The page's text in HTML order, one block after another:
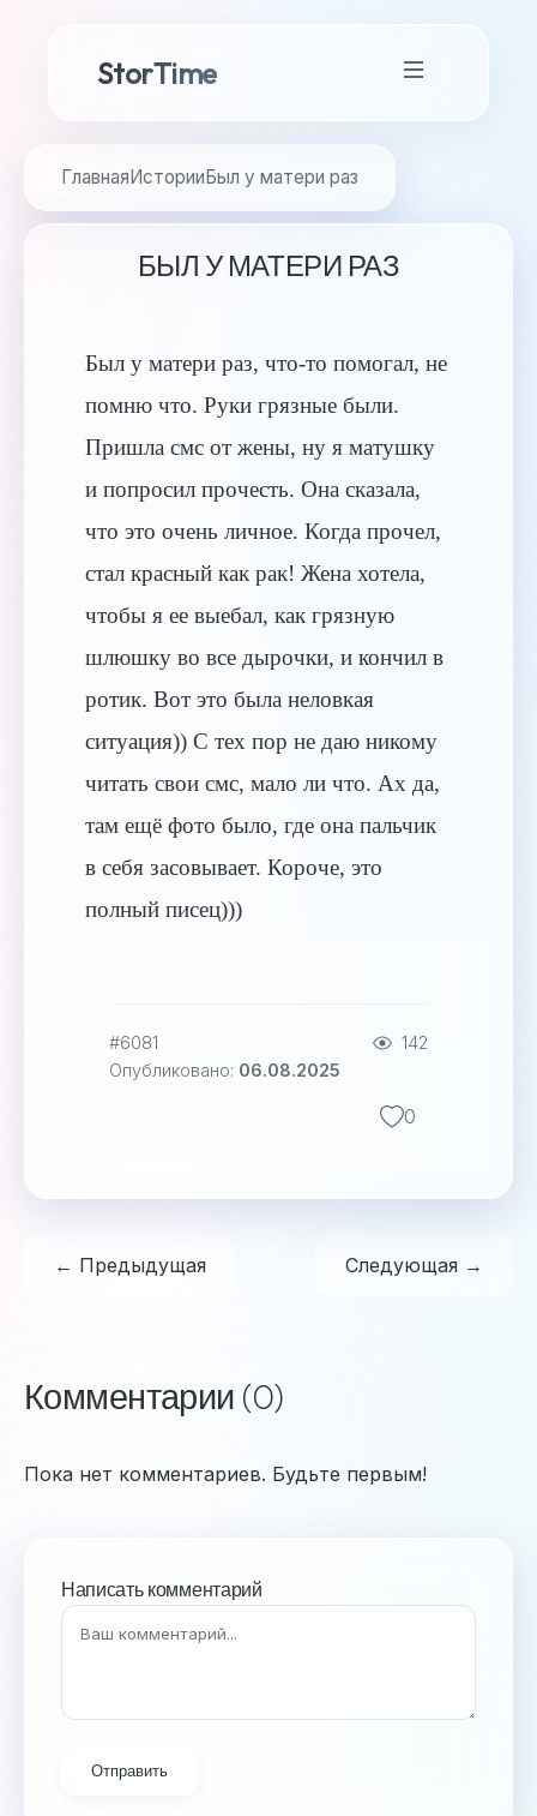
StorTime
ГлавнаяИсторииБыл у матери раз
БЫЛ У МАТЕРИ РАЗ
Был у матери раз, что-то помогал, не
помню что. Руки грязные были.
Пришла смс от жены, ну я матушку
и попросил прочесть. Она сказала,
что это очень личное. Когда прочел,
стал красный как рак! Жена хотела,
чтобы я ее выебал, как грязную
шлюшку во все дырочки, и кончил в
ротик. Вот это была неловкая
ситуация)) С тех пор не даю никому
читать свои смс, мало ли что. Ах да,
там ещё фото было, где она пальчик
в себя засовывает. Короче, это
полный писец)))
#6081
142
Опубликовано: 06.08.2025
0
← Предыдущая Следующая →
Комментарии (0)
Пока нет комментариев. Будьте первым!
Написать комментарий
Отправить